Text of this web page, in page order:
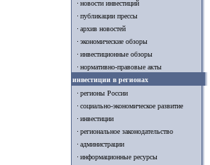
новости инвестиций
публикации прессы
архив новостей
экономические обзоры
инвестиционные обзоры
нормативно-правовые акты
инвестиции в регионах
регионы России
социально-экономическое развитие
инвестиции
региональное законодательство
администрации
информационные ресурсы